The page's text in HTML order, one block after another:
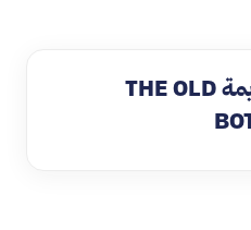
الحديقة النباتية القديمة THE OLD